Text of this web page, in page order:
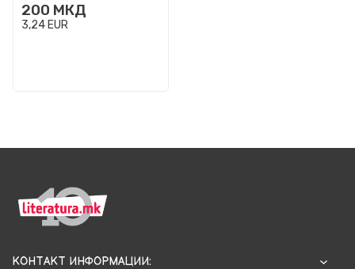
200 МКД
3,24 EUR
КОНТАКТ ИНФОРМАЦИИ: